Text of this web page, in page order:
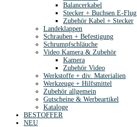
Balancerkabel
Stecker + Buchsen E-Flug
Zubehör Kabel + Stecker
Landeklappen
Schrauben + Befestigung
Schrumpfschläuche
Video Kamera & Zubehör
Kamera
Zubehör Video
Werkstoffe + div. Materialien
Werkzeuge + Hilfsmittel
Zubehör allgemein
Gutscheine & Werbeartikel
Kataloge
BESTOFFER
NEU